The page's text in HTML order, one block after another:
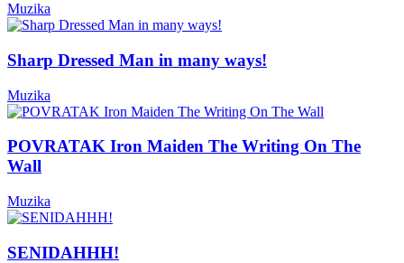
Muzika
Sharp Dressed Man in many ways!
Muzika
POVRATAK Iron Maiden The Writing On The
Wall
Muzika
SENIDAHHH!